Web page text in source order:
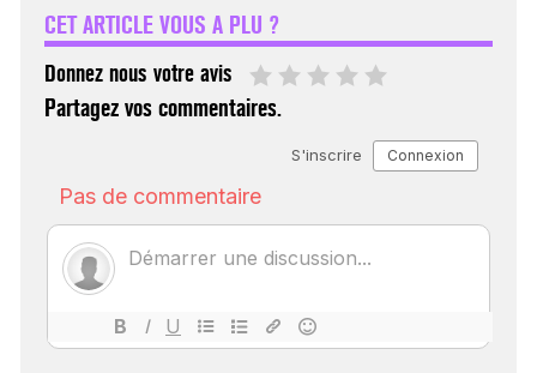
CET ARTICLE VOUS A PLU ?
Donnez nous votre avis
Partagez vos commentaires.
ÉCHO : DES IMAGES
POUR TOUTES LES
18 juil 2022